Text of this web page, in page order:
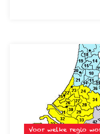
Voor welke regio